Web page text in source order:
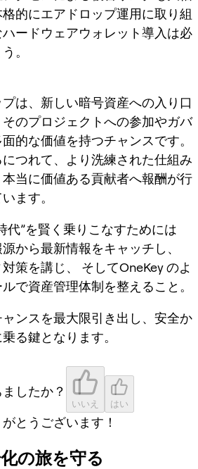
的にエアドロップ運用に取り組
ードウェアウォレット導入は必
。
は、新しい暗号資産への入り口
のプロジェクトへの参加やガバ
的な価値を持つチャンスです。
つれて、より洗練された仕組み
当に価値ある貢献者へ報酬が行
ます。
代”を賢く乗りこなすためには
から最新情報をキャッチし、
策を講じ、 そしてOneKey のよ
で資産管理体制を整えること。
ンスを最大限引き出し、安全か
る鍵となります。
したか？
いいえ はい
とうございます！
の旅を守る